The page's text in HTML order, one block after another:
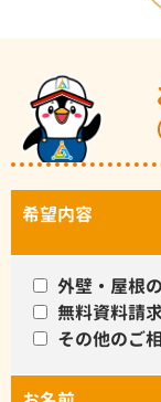
希望内容
外壁・屋根
無料資料請求
その他のご